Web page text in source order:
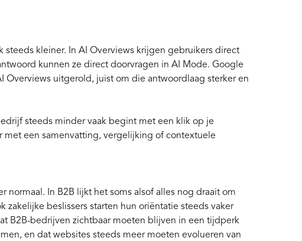
kleiner. In AI Overviews krijgen gebruikers direct
kunnen ze direct doorvragen in AI Mode. Google
uitgerold, juist om die antwoordlaag sterker en
steeds minder vaak begint met een klik op je
een samenvatting, vergelijking of contextuele
normaal. In B2B lijkt het soms alsof alles nog draait om
zakelijke beslissers starten hun oriëntatie steeds vaker
B2B-bedrijven zichtbaar moeten blijven in een tijdperk
en dat websites steeds meer moeten evolueren van